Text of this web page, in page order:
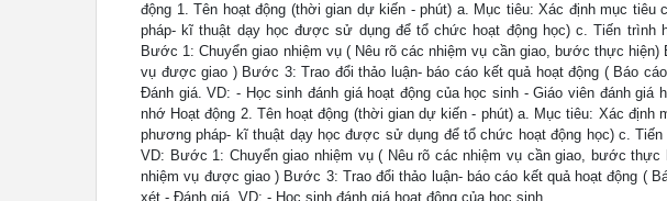
động 1. Tên hoạt động (thời gian dự kiến - phút) a. Mục tiêu: Xác định mục
pháp- kĩ thuật dạy học được sử dụng để tổ chức hoạt động học) c. Tiến trình
Bước 1: Chuyển giao nhiệm vụ ( Nêu rõ các nhiệm vụ cần giao, bước thực
vụ được giao ) Bước 3: Trao đổi thảo luận- báo cáo kết quả hoạt động ( Báo
Đánh giá. VD: - Học sinh đánh giá hoạt động của học sinh - Giáo viên đánh
nhớ Hoạt động 2. Tên hoạt động (thời gian dự kiến - phút) a. Mục tiêu: Xác
phương pháp- kĩ thuật dạy học được sử dụng để tổ chức hoạt động học) c.
VD: Bước 1: Chuyển giao nhiệm vụ ( Nêu rõ các nhiệm vụ cần giao, bước
nhiệm vụ được giao ) Bước 3: Trao đổi thảo luận- báo cáo kết quả hoạt động (
xét - Đánh giá. VD: - Học sinh đánh giá hoạt động của học sinh